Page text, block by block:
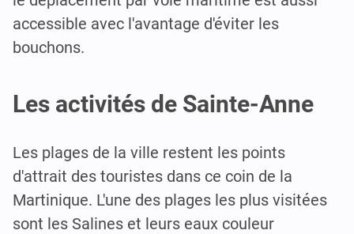
accessible avec l'avantage d'éviter les
bouchons.
Les activités de Sainte-Anne
Les plages de la ville restent les points
d'attrait des touristes dans ce coin de la
Martinique. L'une des plages les plus visitées
sont les Salines et leurs eaux couleur